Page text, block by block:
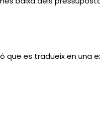
que es tradueix en una